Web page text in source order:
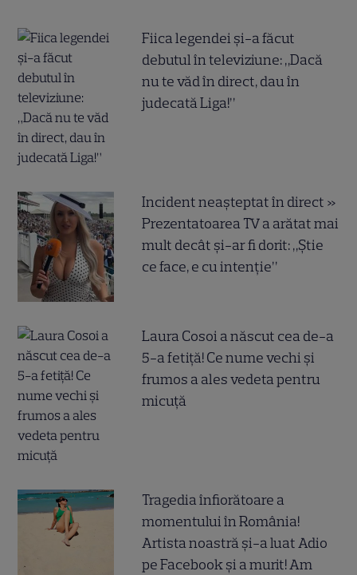
Fiica legendei și-a făcut
debutul în televiziune: „Dacă
nu te văd în direct, dau în
judecată Liga!”
Incident neașteptat în direct »
Prezentatoarea TV a arătat mai
mult decât și-ar fi dorit: „Știe
ce face, e cu intenție”
Laura Cosoi a născut cea de-a
5-a fetiță! Ce nume vechi și
frumos a ales vedeta pentru
micuță
Tragedia înfiorătoare a
momentului în România!
Artista noastră și-a luat Adio
pe Facebook și a murit! Am